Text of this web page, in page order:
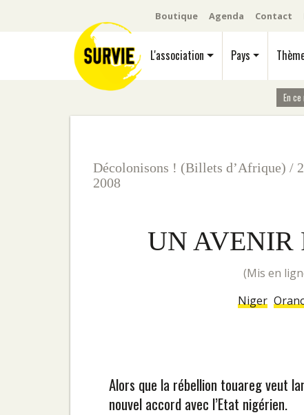
Boutique Agenda Contact
L'association Pays
En
Décolonisons ! (Billets d’Afrique) /
2008
UN AVENIR
(mis en
Niger
Alors que la rébellion touareg veut
nouvel accord avec l’Etat nigérien.